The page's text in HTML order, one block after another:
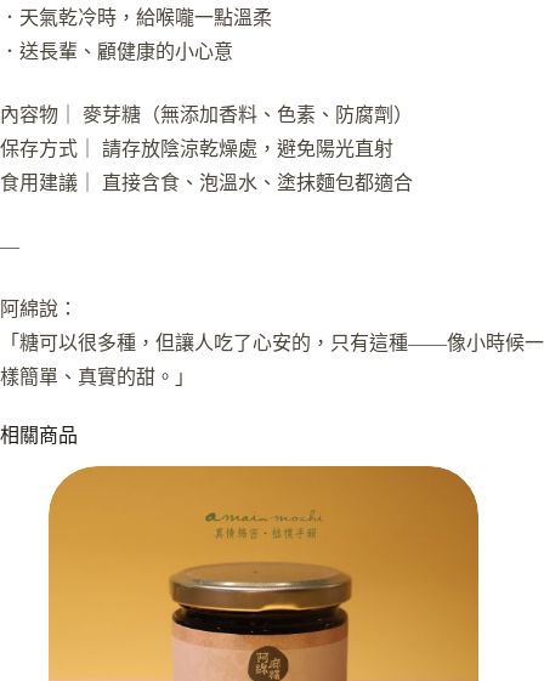
．天氣乾冷時，給喉嚨一點溫柔
．送長輩、顧健康的小心意
內容物｜ 麥芽糖（無添加香料、色素、防腐劑）
保存方式｜ 請存放陰涼乾燥處，避免陽光直射
食用建議｜ 直接含食、泡溫水、塗抹麵包都適合
—
阿綿說：
「糖可以很多種，但讓人吃了心安的，只有這種——像小時候一
樣簡單、真實的甜。」
相關商品